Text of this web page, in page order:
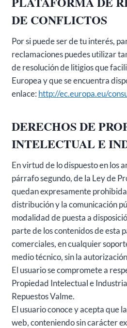
DE CONFLICTOS
Por si puede ser de tu interés,
reclamaciones puedes utilizar
de resolución de litigios que
Europea y que se encuentra
enlace: http://ec.europa.eu/
DERECHOS DE
INTELECTUAL E
En virtud de lo dispuesto en los
párrafo segundo, de la Ley de
quedan expresamente
distribución y la comunicación
modalidad de puesta a
parte de los contenidos de esta
comerciales, en cualquier
medio técnico, sin la
El usuario se compromete a
Propiedad Intelectual e
Repuestos Valme.
El usuario conoce y acepta que
web, conteniendo sin carácter